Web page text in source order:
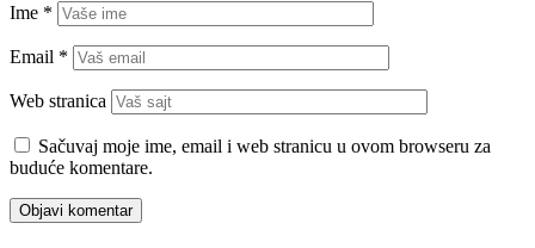
Ime *
Email *
Web stranica
Sačuvaj moje ime, email i web stranicu u ovom browseru za
buduće komentare.